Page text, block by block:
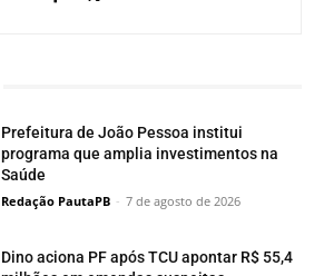
Prefeitura de João Pessoa institui
programa que amplia investimentos na
Saúde
Redação PautaPB - 7 de agosto de 2026
Dino aciona PF após TCU apontar R$ 55,4